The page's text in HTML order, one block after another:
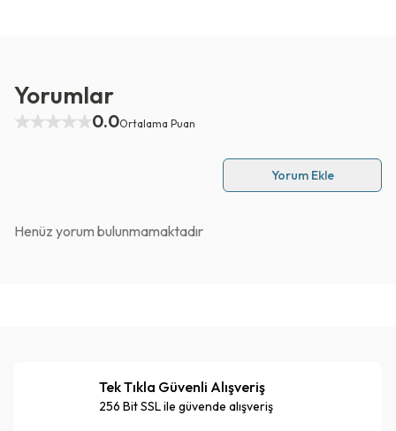
Yorumlar
0.0Ortalama Puan
Yorum Ekle
Henüz yorum bulunmamaktadır
Tek Tıkla Güvenli Alışveriş
256 Bit SSL ile güvende alışveriş